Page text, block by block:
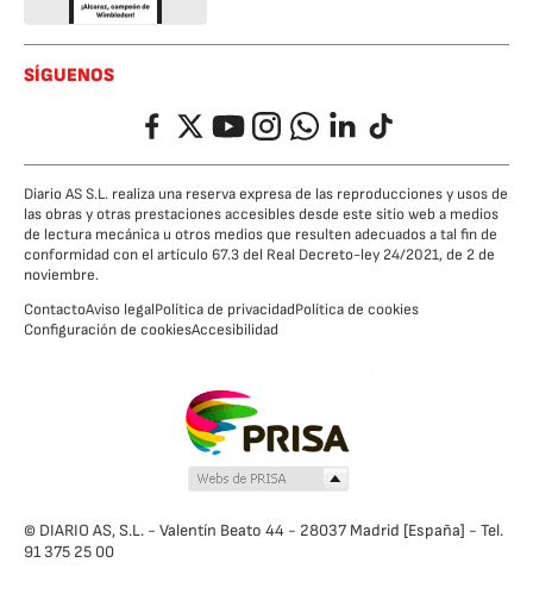
SÍGUENOS
FacebookTwitterYouTubeInstagramWhatsappLinkedIn
TikTok
Diario AS S.L. realiza una reserva expresa de las reproducciones y usos de
las obras y otras prestaciones accesibles desde este sitio web a medios
de lectura mecánica u otros medios que resulten adecuados a tal fin de
conformidad con el artículo 67.3 del Real Decreto-ley 24/2021, de 2 de
noviembre.
ContactoAviso legalPolítica de privacidadPolítica de cookies
Configuración de cookiesAccesibilidad
© DIARIO AS, S.L. - Valentín Beato 44 - 28037 Madrid [España] - Tel.
91 375 25 00